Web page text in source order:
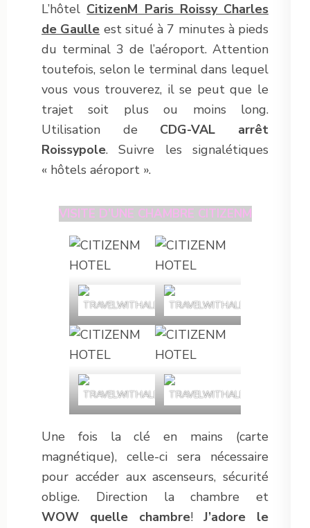
L’hôtel CitizenM Paris Roissy Charles
de Gaulle est situé à 7 minutes à pieds
du terminal 3 de l’aéroport. Attention
toutefois, selon le terminal dans lequel
vous vous trouverez, il se peut que le
trajet soit plus ou moins long.
Utilisation de CDG-VAL arrêt
Roissypole. Suivre les signalétiques
« hôtels aéroport ».
VISITE D’UNE CHAMBRE CITIZENM
Une fois la clé en mains (carte
magnétique), celle-ci sera nécessaire
pour accéder aux ascenseurs, sécurité
oblige. Direction la chambre et
WOW quelle chambre!J’adore le